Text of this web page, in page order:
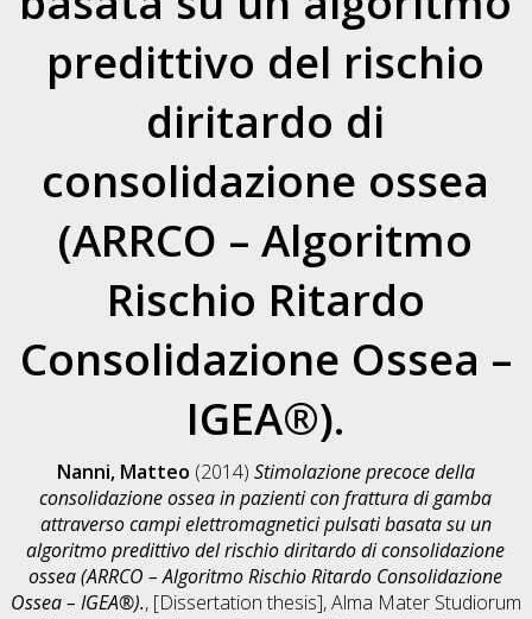
predittivo del rischio
diritardo di
consolidazione ossea
(ARRCO – Algoritmo
Rischio Ritardo
Consolidazione Ossea –
IGEA®).
Nanni, Matteo (2014) Stimolazione precoce della
consolidazione ossea in pazienti con frattura di gamba
attraverso campi elettromagnetici pulsati basata su un
algoritmo predittivo del rischio diritardo di consolidazione
ossea (ARRCO – Algoritmo Rischio Ritardo Consolidazione
Ossea – IGEA®)., [Dissertation thesis], Alma Mater Studiorum